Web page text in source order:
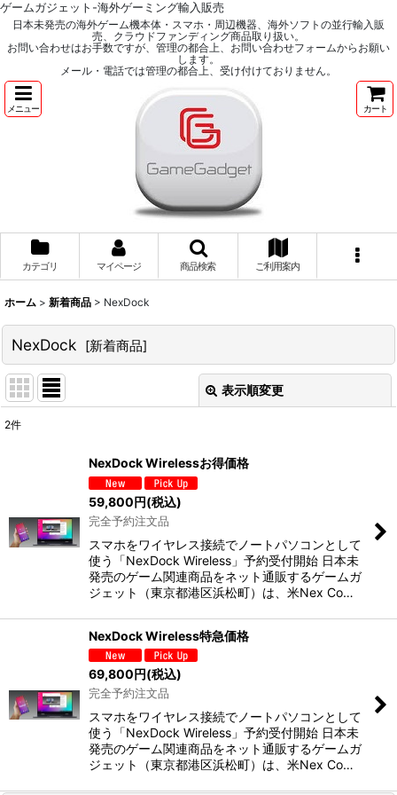
ゲームガジェット-海外ゲーミング輸入販売
日本未発売の海外ゲーム機本体・スマホ・周辺機器、海外ソフトの並行輸入販
売、クラウドファンディング商品取り扱い。
お問い合わせはお手数ですが、管理の都合上、お問い合わせフォームからお願い
します。
メール・電話では管理の都合上、受け付けておりません。
メニュー カート
カテゴリ マイページ 商品検索 ご利用案内
ホーム > 新着商品 > NexDock
NexDock [新着商品]
表示順変更
絞り込む
2件
NexDock Wirelessお得価格
59,800円(税込)
完全予約注文品
スマホをワイヤレス接続でノートパソコンとして
使う「NexDock Wireless」予約受付開始 日本未
発売のゲーム関連商品をネット通販するゲームガ
ジェット（東京都港区浜松町）は、米Nex Co…
NexDock Wireless特急価格
69,800円(税込)
完全予約注文品
スマホをワイヤレス接続でノートパソコンとして
使う「NexDock Wireless」予約受付開始 日本未
発売のゲーム関連商品をネット通販するゲームガ
ジェット（東京都港区浜松町）は、米Nex Co…